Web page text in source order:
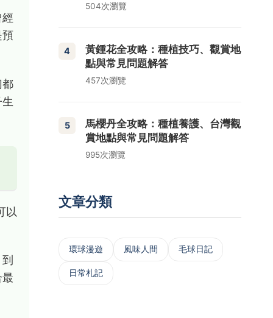
預
都
以
504次瀏覽
4
黃鍾花全攻略：種植技巧、觀賞地
點與常見問題解答
457次瀏覽
5
馬櫻丹全攻略：種植養護、台灣觀
賞地點與常見問題解答
995次瀏覽
文章分類
‌環球漫遊 風味人間 毛球日記
日常札記